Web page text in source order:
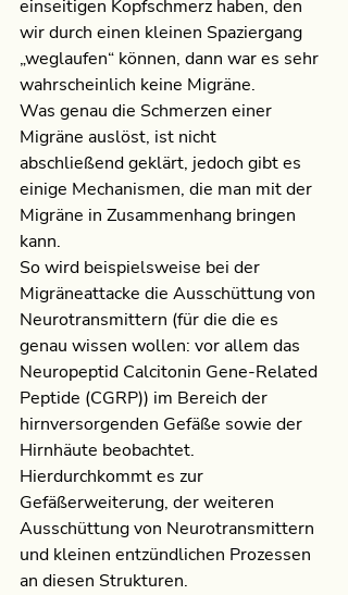
einseitigen Kopfschmerz haben, den
wir durch einen kleinen Spaziergang
„weglaufen“ können, dann war es sehr
wahrscheinlich keine Migräne.
Was genau die Schmerzen einer
Migräne auslöst, ist nicht
abschließend geklärt, jedoch gibt es
einige Mechanismen, die man mit der
Migräne in Zusammenhang bringen
kann.
So wird beispielsweise bei der
Migräneattacke die Ausschüttung von
Neurotransmittern (für die die es
genau wissen wollen: vor allem das
Neuropeptid Calcitonin Gene-Related
Peptide (CGRP)) im Bereich der
hirnversorgenden Gefäße sowie der
Hirnhäute beobachtet.
Hierdurchkommt es zur
Gefäßerweiterung, der weiteren
Ausschüttung von Neurotransmittern
und kleinen entzündlichen Prozessen
an diesen Strukturen.